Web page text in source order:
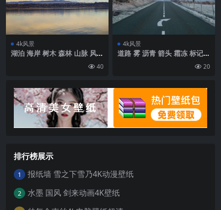
4k风景
湖泊 海岸 树木 森林 山脉 风景
40
4k风景
道路 雾 沥青 箭头 霜冻 标记壁
20
排行榜展示
1 报纸墙 雪之下雪乃4K动漫壁纸
2 水墨 国风 剑来动画4K壁纸